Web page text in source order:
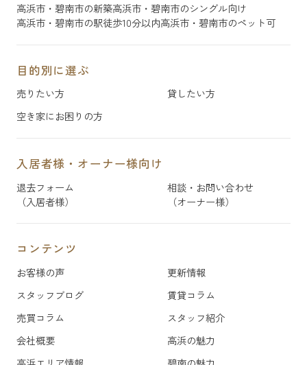
高浜市・碧南市の新築高浜市・碧南市のシングル向け
高浜市・碧南市の駅徒歩10分以内高浜市・碧南市のペット可
目的別に選ぶ
売りたい方
貸したい方
空き家にお困りの方
入居者様・オーナー様向け
退去フォーム
（入居者様）
相談・お問い合わせ
（オーナー様）
コンテンツ
お客様の声
更新情報
スタッフブログ
賃貸コラム
売買コラム
スタッフ紹介
会社概要
高浜の魅力